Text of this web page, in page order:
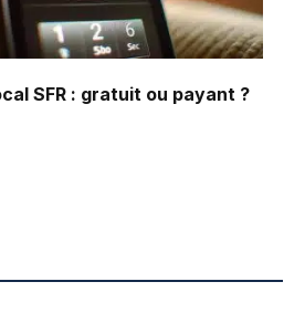
SFR : gratuit ou payant ?